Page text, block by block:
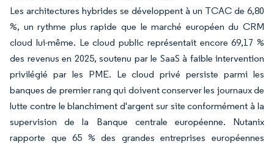
Les architectures hybrides se développent à un TCAC de 6,80
%, un rythme plus rapide que le marché européen du CRM
cloud lui-même. Le cloud public représentait encore 69,17 %
des revenus en 2025, soutenu par le SaaS à faible intervention
privilégié par les PME. Le cloud privé persiste parmi les
banques de premier rang qui doivent conserver les journaux de
lutte contre le blanchiment d'argent sur site conformément à la
supervision de la Banque centrale européenne. Nutanix
rapporte que 65 % des grandes entreprises européennes